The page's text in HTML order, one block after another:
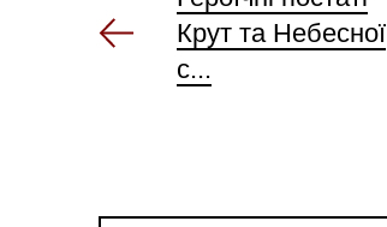
Крут та Небесної
с...